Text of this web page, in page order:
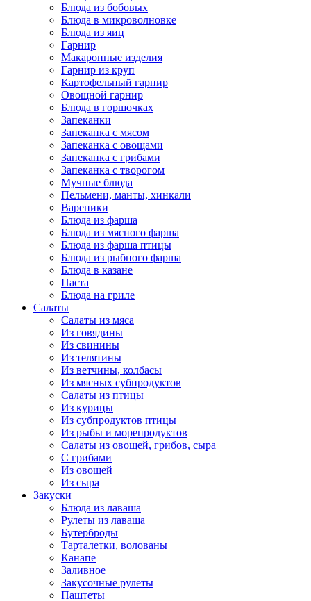
Блюда из бобовых
Блюда в микроволновке
Блюда из яиц
Гарнир
Макаронные изделия
Гарнир из круп
Картофельный гарнир
Овощной гарнир
Блюда в горшочках
Запеканки
Запеканка с мясом
Запеканка с овощами
Запеканка с грибами
Запеканка с творогом
Мучные блюда
Пельмени, манты, хинкали
Вареники
Блюда из фарша
Блюда из мясного фарша
Блюда из фарша птицы
Блюда из рыбного фарша
Блюда в казане
Паста
Блюда на гриле
Салаты
Салаты из мяса
Из говядины
Из свинины
Из телятины
Из ветчины, колбасы
Из мясных субпродуктов
Салаты из птицы
Из курицы
Из субпродуктов птицы
Из рыбы и морепродуктов
Салаты из овощей, грибов, сыра
С грибами
Из овощей
Из сыра
Закуски
Блюда из лаваша
Рулеты из лаваша
Бутерброды
Тарталетки, волованы
Канапе
Заливное
Закусочные рулеты
Паштеты